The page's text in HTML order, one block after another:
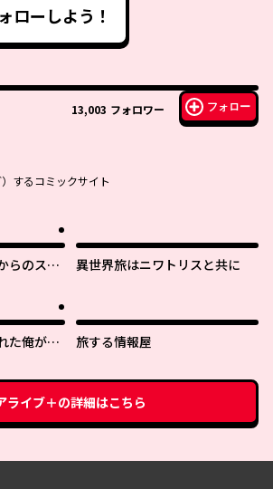
ローしよう！
13,003 フォロワー フォロー
するコミックサイト
らのスロ
の師匠に
くちゃ懐
異世界旅はニワトリスと共に
た俺が、
旅する情報屋
ライブ＋の詳細はこちら